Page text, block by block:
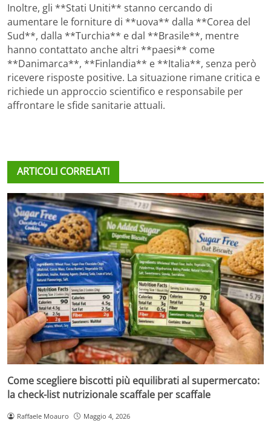
Inoltre, gli **Stati Uniti** stanno cercando di
aumentare le forniture di **uova** dalla **Corea del
Sud**, dalla **Turchia** e dal **Brasile**, mentre
hanno contattato anche altri **paesi** come
**Danimarca**, **Finlandia** e **Italia**, senza però
ricevere risposte positive. La situazione rimane critica e
richiede un approccio scientifico e responsabile per
affrontare le sfide sanitarie attuali.
ARTICOLI CORRELATI
Come scegliere biscotti più equilibrati al supermercato:
la check-list nutrizionale scaffale per scaffale
Raffaele Moauro Maggio 4, 2026